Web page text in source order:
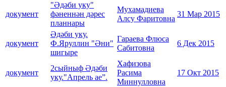
документ
"Әдәби уку"
фәненнән дәрес
планнары
Мухамадиева
Алсу Фаритовна
31 Мар 2015
документ
Әдәби уку.
Ф.Яруллин "Әни"
шигыре
Гараева Флюса
Сабитовна
6 Дек 2015
документ
2сыйныф Әдәби
уку."Апрель ае”.
Хафизова
Расима
Миннулловна
17 Окт 2015